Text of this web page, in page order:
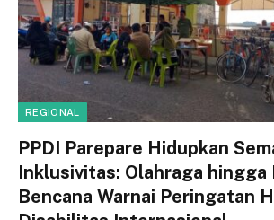
REGIONAL
PPDI Parepare Hidupkan
Inklusivitas: Olahraga
Bencana Warnai Peringatan